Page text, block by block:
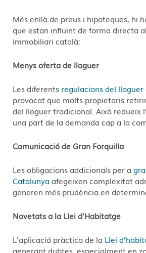
Més enllà de preus i hipoteques, hi
que estan influint de forma directa
immobiliari català:
Menys oferta de lloguer
Les diferents regulacions del
provocat que molts propietaris
del lloguer tradicional. Això redueix
una part de la demanda cap a la
Comunicació de Gran Forquilla
Les obligacions addicionals per a
Catalunyaafegeixen complexitat
generen més prudència en
Novetats a la Llei d’Habitatge
L’aplicació pràctica de la Llei
generant dubtes, especialment en